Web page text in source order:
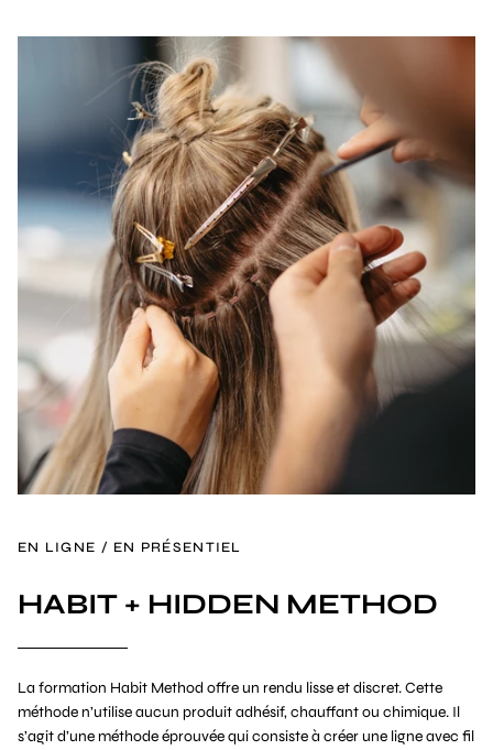
EN LIGNE / EN PRÉSENTIEL
HABIT + HIDDEN METHOD
La formation Habit Method offre un rendu lisse et discret. Cette
méthode n’utilise aucun produit adhésif, chauffant ou chimique. Il
s’agit d’une méthode éprouvée qui consiste à créer une ligne avec fil